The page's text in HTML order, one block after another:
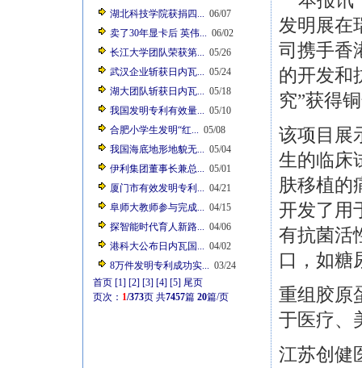
湖北科技学院获捐四... 06/07
卖了30年显卡后 英伟... 06/02
长江大学团队荣获第... 05/26
武汉企业斩获日内瓦... 05/24
湖大团队斩获日内瓦... 05/18
我国发明专利有效量... 05/10
合肥小学生发明“红... 05/08
我国海底地形地貌无... 05/04
伊利集团董事长兼总... 05/01
厦门市有效发明专利... 04/21
阜师大教师参与完成... 04/15
探智能时代育人新路... 04/06
港科大公布日内瓦国... 04/02
8万件发明专利成功实... 03/24
首页 [1] [2] [3] [4] [5] 尾页
页次： 1/373页 共7457篇 20篇/页
发明展在
司携手香
的开发和
究”获得
该项目展
生的临床
肤移植的
开发了用
有抗菌活
口，如糖
重组胶原
于医疗、
江苏创健